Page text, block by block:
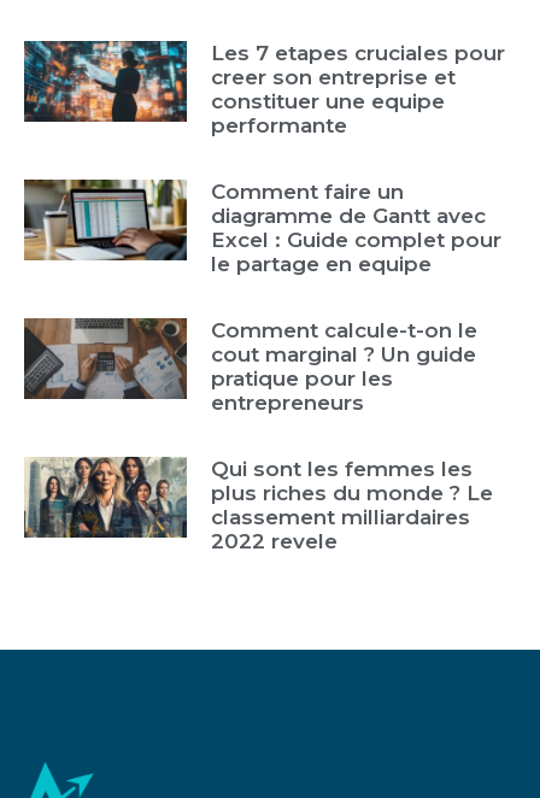
Les 7 etapes cruciales pour
creer son entreprise et
constituer une equipe
performante
Comment faire un
diagramme de Gantt avec
Excel : Guide complet pour
le partage en equipe
Comment calcule-t-on le
cout marginal ? Un guide
pratique pour les
entrepreneurs
Qui sont les femmes les
plus riches du monde ? Le
classement milliardaires
2022 revele